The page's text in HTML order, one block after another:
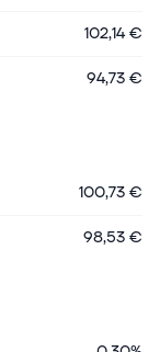
102,14 €
94,73 €
100,73 €
98,53 €